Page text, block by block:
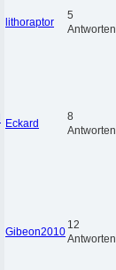
lithoraptor
5
Antworten
Eckard
8
Antworten
Gibeon2010
12
Antworten